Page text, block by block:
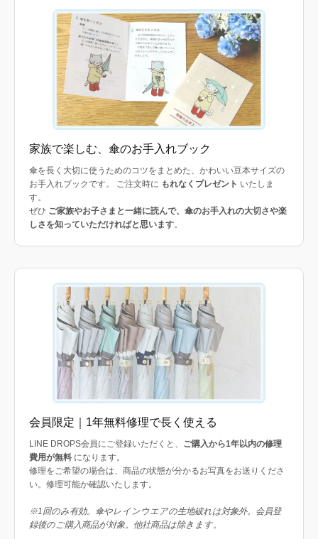
家族で楽しむ、傘のお手入れブック
傘を長く大切に使うためのコツをまとめた、かわいい豆本サイズの
お手入れブックです。 ご注文時に もれなくプレゼント いたしま
す。
ぜひ ご家族やお子さまと一緒に読んで、傘のお手入れの大切さや楽
しさを知っていただければと思います。
会員限定｜1年無料修理で長く使える
LINE DROPS会員にご登録いただくと、 ご購入から1年以内の修理
費用が無料 になります。
修理をご希望の場合は、商品の状態が分かるお写真をお送りくださ
い。修理可能か確認いたします。
※1回のみ有効。傘やレインウエアの生地破れは対象外。会員登
録後のご購入商品が対象。他社商品は除きます。